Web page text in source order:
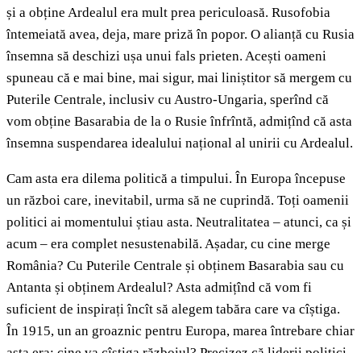
și a obține Ardealul era mult prea periculoasă. Rusofobia
întemeiată avea, deja, mare priză în popor. O alianță cu Rusia
însemna să deschizi ușa unui fals prieten. Acești oameni
spuneau că e mai bine, mai sigur, mai liniștitor să mergem cu
Puterile Centrale, inclusiv cu Austro-Ungaria, sperînd că
vom obține Basarabia de la o Rusie înfrîntă, admițînd că asta
însemna suspendarea idealului național al unirii cu Ardealul.
Cam asta era dilema politică a timpului. În Europa începuse
un război care, inevitabil, urma să ne cuprindă. Toți oamenii
politici ai momentului știau asta. Neutralitatea – atunci, ca și
acum – era complet nesustenabilă. Așadar, cu cine merge
România? Cu Puterile Centrale și obținem Basarabia sau cu
Antanta și obținem Ardealul? Asta admițînd că vom fi
suficient de inspirați încît să alegem tabăra care va cîștiga.
În 1915, un an groaznic pentru Europa, marea întrebare chiar